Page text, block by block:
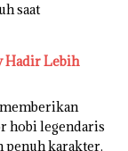
saat
Hadir Lebih
hobi legendaris
penuh karakter.